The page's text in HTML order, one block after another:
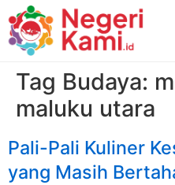
Tag Budaya:
maluku utara
Pali-Pali Kuliner
yang Masih